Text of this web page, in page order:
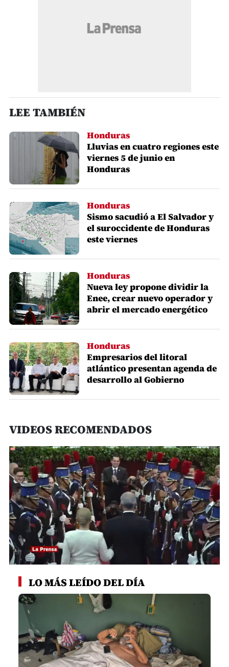
LEE TAMBIÉN
Honduras
Lluvias en cuatro regiones este
viernes 5 de junio en
Honduras
Honduras
Sismo sacudió a El Salvador y
el suroccidente de Honduras
este viernes
Honduras
Nueva ley propone dividir la
Enee, crear nuevo operador y
abrir el mercado energético
Honduras
Empresarios del litoral
atlántico presentan agenda de
desarrollo al Gobierno
VIDEOS RECOMENDADOS
seconds
minutes,
seconds
LO MÁS LEÍDO DEL DÍA